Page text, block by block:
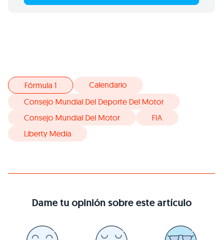
Fórmula 1
Calendario
Consejo Mundial Del Deporte Del Motor
Consejo Mundial Del Motor
FIA
Liberty Media
Dame tu opinión sobre este artículo